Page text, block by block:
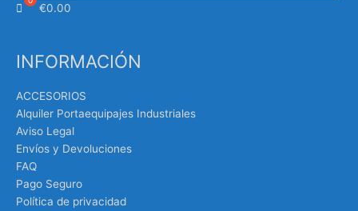
€0.00
INFORMACIÓN
ACCESORIOS
Alquiler Portaequipajes Industriales
Aviso Legal
Envíos y Devoluciones
FAQ
Pago Seguro
Política de privacidad